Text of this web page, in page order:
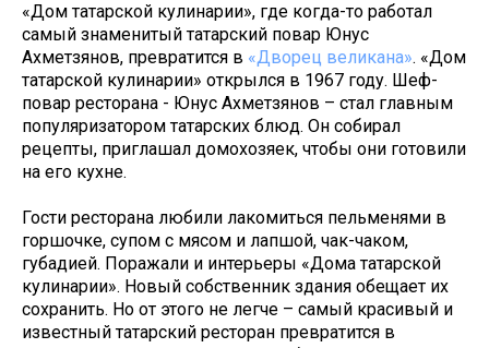
«Дом татарской кулинарии», где когда-то работал
самый знаменитый татарский повар Юнус
Ахметзянов, превратится в «Дворец великана». «Дом
татарской кулинарии» открылся в 1967 году. Шеф-
повар ресторана - Юнус Ахметзянов – стал главным
популяризатором татарских блюд. Он собирал
рецепты, приглашал домохозяек, чтобы они готовили
на его кухне.
Гости ресторана любили лакомиться пельменями в
горшочке, супом с мясом и лапшой, чак-чаком,
губадией. Поражали и интерьеры «Дома татарской
кулинарии». Новый собственник здания обещает их
сохранить. Но от этого не легче – самый красивый и
известный татарский ресторан превратится в